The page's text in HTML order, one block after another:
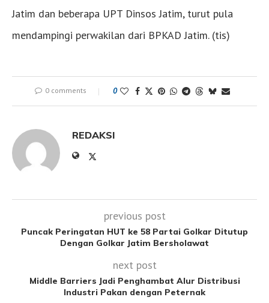
Jatim dan beberapa UPT Dinsos Jatim, turut pula
mendampingi perwakilan dari BPKAD Jatim. (tis)
0 comments 0
REDAKSI
previous post
Puncak Peringatan HUT ke 58 Partai Golkar Ditutup
Dengan Golkar Jatim Bersholawat
next post
Middle Barriers Jadi Penghambat Alur Distribusi
Industri Pakan dengan Peternak